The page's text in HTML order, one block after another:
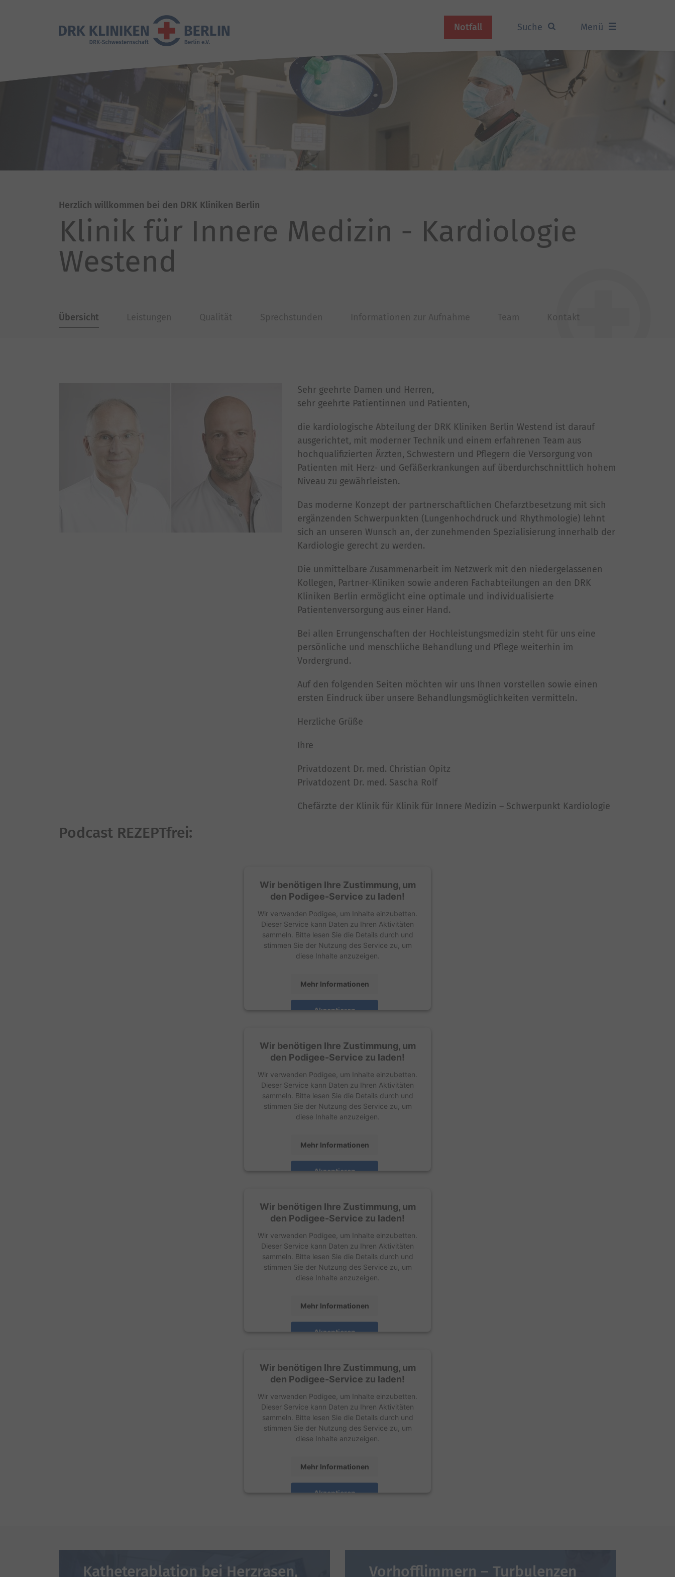
Notfall Suche Menü
Herzlich willkommen bei den DRK Kliniken Berlin
Klinik für Innere Medizin - Kardiologie
Westend
Übersicht Leistungen Qualität Sprechstunden Informationen zur Aufnahme Team Kontakt
Sehr geehrte Damen und Herren,
sehr geehrte Patientinnen und Patienten,
die kardiologische Abteilung der DRK Kliniken Berlin Westend ist darauf
ausgerichtet, mit moderner Technik und einem erfahrenen Team aus
hochqualifizierten Ärzten, Schwestern und Pflegern die Versorgung von
Patienten mit Herz- und Gefäßerkrankungen auf überdurchschnittlich hohem
Niveau zu gewährleisten.
Das moderne Konzept der partnerschaftlichen Chefarztbesetzung mit sich
ergänzenden Schwerpunkten (Lungenhochdruck und Rhythmologie) lehnt
sich an unseren Wunsch an, der zunehmenden Spezialisierung innerhalb der
Kardiologie gerecht zu werden.
Die unmittelbare Zusammenarbeit im Netzwerk mit den niedergelassenen
Kollegen, Partner-Kliniken sowie anderen Fachabteilungen an den DRK
Kliniken Berlin ermöglicht eine optimale und individualisierte
Patientenversorgung aus einer Hand.
Bei allen Errungenschaften der Hochleistungsmedizin steht für uns eine
persönliche und menschliche Behandlung und Pflege weiterhin im
Vordergrund.
Auf den folgenden Seiten möchten wir uns Ihnen vorstellen sowie einen
ersten Eindruck über unsere Behandlungsmöglichkeiten vermitteln.
Herzliche Grüße
Ihre
Privatdozent Dr. med. Christian Opitz
Privatdozent Dr. med. Sascha Rolf
Chefärzte der Klinik für Klinik für Innere Medizin – Schwerpunkt Kardiologie
Podcast REZEPTfrei:
Wir benötigen Ihre Zustimmung, um
den Podigee-Service zu laden!
Wir verwenden Podigee, um Inhalte einzubetten.
Dieser Service kann Daten zu Ihren Aktivitäten
sammeln. Bitte lesen Sie die Details durch und
stimmen Sie der Nutzung des Service zu, um
diese Inhalte anzuzeigen.
Mehr Informationen
Akzeptieren
Wir benötigen Ihre Zustimmung, um
den Podigee-Service zu laden!
Wir verwenden Podigee, um Inhalte einzubetten.
Dieser Service kann Daten zu Ihren Aktivitäten
sammeln. Bitte lesen Sie die Details durch und
stimmen Sie der Nutzung des Service zu, um
diese Inhalte anzuzeigen.
Mehr Informationen
Akzeptieren
Wir benötigen Ihre Zustimmung, um
den Podigee-Service zu laden!
Wir verwenden Podigee, um Inhalte einzubetten.
Dieser Service kann Daten zu Ihren Aktivitäten
sammeln. Bitte lesen Sie die Details durch und
stimmen Sie der Nutzung des Service zu, um
diese Inhalte anzuzeigen.
Mehr Informationen
Akzeptieren
Wir benötigen Ihre Zustimmung, um
den Podigee-Service zu laden!
Wir verwenden Podigee, um Inhalte einzubetten.
Dieser Service kann Daten zu Ihren Aktivitäten
sammeln. Bitte lesen Sie die Details durch und
stimmen Sie der Nutzung des Service zu, um
diese Inhalte anzuzeigen.
Mehr Informationen
Akzeptieren
Katheterablation bei Herzrasen, Vorhofflimmern – Turbulenzen